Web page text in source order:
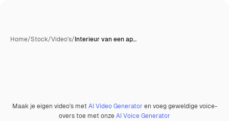
Home/Stock/Video's/Interieur van een ap…
Maak je eigen video's metAI Video Generator en voeg geweldige voice-
overs toe met onzeAI Voice Generator